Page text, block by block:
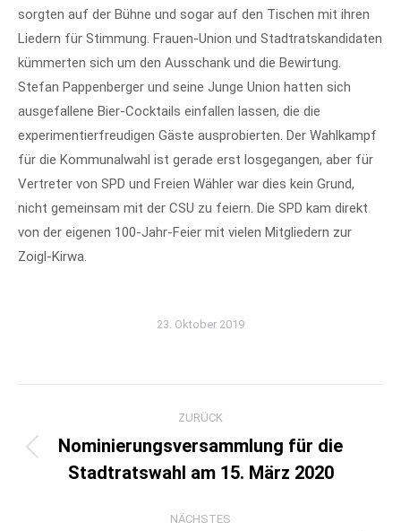
sorgten auf der Bühne und sogar auf den Tischen mit ihren
Liedern für Stimmung. Frauen-Union und Stadtratskandidaten
kümmerten sich um den Ausschank und die Bewirtung.
Stefan Pappenberger und seine Junge Union hatten sich
ausgefallene Bier-Cocktails einfallen lassen, die die
experimentierfreudigen Gäste ausprobierten. Der Wahlkampf
für die Kommunalwahl ist gerade erst losgegangen, aber für
Vertreter von SPD und Freien Wähler war dies kein Grund,
nicht gemeinsam mit der CSU zu feiern. Die SPD kam direkt
von der eigenen 100-Jahr-Feier mit vielen Mitgliedern zur
Zoigl-Kirwa.
23. Oktober 2019
Kommentarnavigation
ZURÜCK
Beitrag:
Nominierungsversammlung für die
Stadtratswahl am 15. März 2020
NÄCHSTES